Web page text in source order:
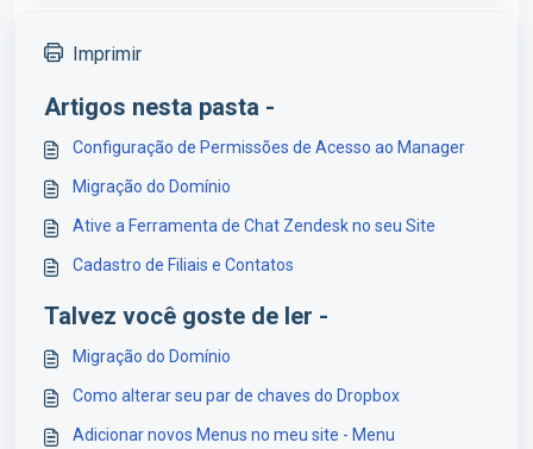
Imprimir
Artigos nesta pasta -
Configuração de Permissões de Acesso ao Manager
Migração do Domínio
Ative a Ferramenta de Chat Zendesk no seu Site
Cadastro de Filiais e Contatos
Talvez você goste de ler -
Migração do Domínio
Como alterar seu par de chaves do Dropbox
Adicionar novos Menus no meu site - Menu